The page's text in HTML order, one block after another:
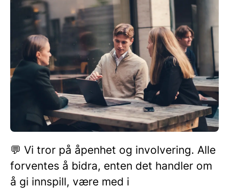
💬 Vi tror på åpenhet og involvering. Alle
forventes å bidra, enten det handler om
å gi innspill, være med i